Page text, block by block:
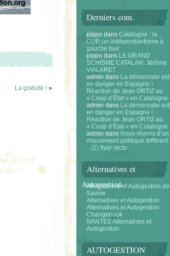
La gratuité ! »
Derniers com.
pippo dans Catalogne : la
CUP, un indépendantisme à
gauche tout
pippo dans LE GRAND
SCHISME CATALAN. Jérôme
VIALARET
admin dans La démocratie est
en danger en Espagne !
Réaction de Jean ORTIZ au
« Coup d’État » en Catalogne
admin dans La démocratie est
en danger en Espagne !
Réaction de Jean ORTIZ au
« Coup d’État » en Catalogne
admin dans Nous rêvons d’un
mouvement politique différent.
. .(1) flyer recto
Alternatives et
Autogestion
Alternatifves et Autogestion de
Savoie
Alternatives et Autogestion
Alternatives et Autogestion
Changebook
NANTES Alternatives et
Autogestion
AUTOGESTION